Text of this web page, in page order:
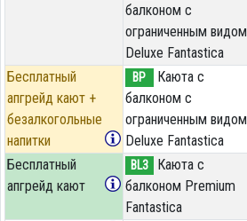
балконом c
ограниченным видом
Deluxe Fantastica
Бесплатный
апгрейд кают +
безалкогольные
напитки
BP
Каюта с
балконом c
ограниченным видом
Deluxe Fantastica
Бесплатный
апгрейд кают
BL3
Каюта с
балконом Premium
Fantastica